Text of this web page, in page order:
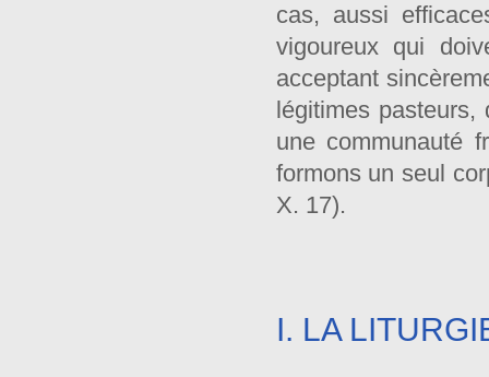
cas, aussi
vigoureux qui
acceptant
légitimes pasteurs,
une communauté
formons un seul
X. 17).
I. LA